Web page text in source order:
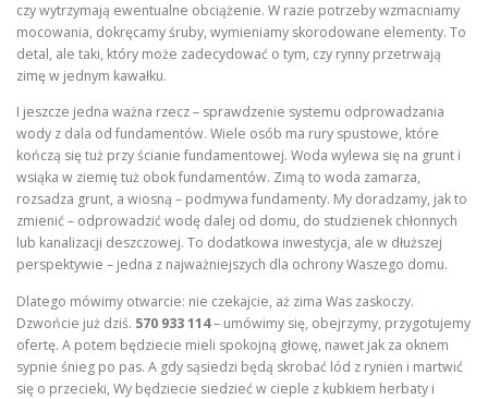
czy wytrzymają ewentualne obciążenie. W razie potrzeby wzmacniamy
mocowania, dokręcamy śruby, wymieniamy skorodowane elementy. To
detal, ale taki, który może zadecydować o tym, czy rynny przetrwają
zimę w jednym kawałku.
I jeszcze jedna ważna rzecz – sprawdzenie systemu odprowadzania
wody z dala od fundamentów. Wiele osób ma rury spustowe, które
kończą się tuż przy ścianie fundamentowej. Woda wylewa się na grunt i
wsiąka w ziemię tuż obok fundamentów. Zimą to woda zamarza,
rozsadza grunt, a wiosną – podmywa fundamenty. My doradzamy, jak to
zmienić – odprowadzić wodę dalej od domu, do studzienek chłonnych
lub kanalizacji deszczowej. To dodatkowa inwestycja, ale w dłuższej
perspektywie – jedna z najważniejszych dla ochrony Waszego domu.
Dlatego mówimy otwarcie: nie czekajcie, aż zima Was zaskoczy.
Dzwońcie już dziś. 570 933 114– umówimy się, obejrzymy, przygotujemy
ofertę. A potem będziecie mieli spokojną głowę, nawet jak za oknem
sypnie śnieg po pas. A gdy sąsiedzi będą skrobać lód z rynien i martwić
się o przecieki, Wy będziecie siedzieć w cieple z kubkiem herbaty i